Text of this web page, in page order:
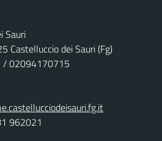
Sauri
Castelluccio dei Sauri (Fg)
/ 02094170715
962021